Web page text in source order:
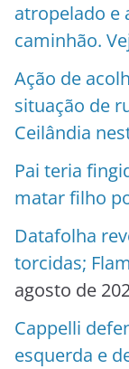
atropelado e
caminhão.
Ação de
situação de
Ceilândia
Pai teria
matar filho
Datafolha
torcidas;
agosto de
Cappelli
esquerda e